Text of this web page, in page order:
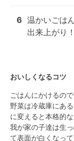
6 温かいごは
出来上がり！
おいしくなるコツ
ごはんにかけるの
野菜は冷蔵庫にあ
に変えると本格的
我が家の子達は生
て表面が白くなって